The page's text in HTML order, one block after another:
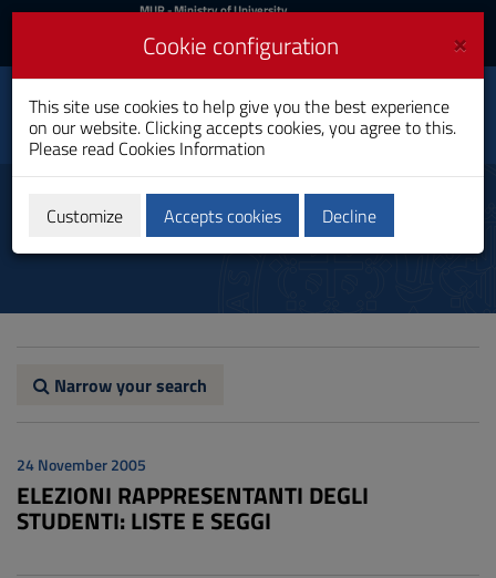
Skip
Content
to
Go
MIUR
Login
MUR- Ministry of University
Login UniCA News
Toggle
navigation
University of
Cagliari
News
Narrow your search
24 November 2005
ELEZIONI RAPPRESENTANTI DEGLI
STUDENTI: LISTE E SEGGI
×
Cookie configuration
This site use cookies to help give you the best experience
on our website. Clicking accepts cookies, you agree to this.
Please read Cookies Information
Customize Accepts cookies Decline